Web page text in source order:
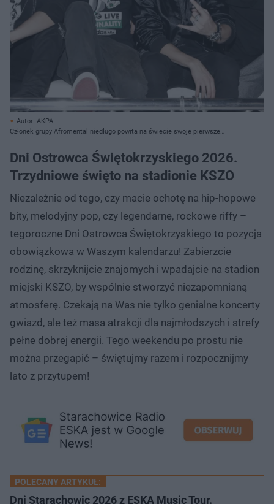
Autor: AKPA
Członek grupy Afromental niedługo powita na świecie swoje pierwsze
Dni Ostrowca Świętokrzyskiego 2026.
Trzydniowe święto na stadionie KSZO
Niezależnie od tego, czy macie ochotę na hip-hopowe
bity, melodyjny pop, czy legendarne, rockowe riffy –
tegoroczne Dni Ostrowca Świętokrzyskiego to pozycja
obowiązkowa w Waszym kalendarzu! Zabierzcie
rodzinę, skrzyknijcie znajomych i wpadajcie na stadion
miejski KSZO, by wspólnie stworzyć niezapomnianą
atmosferę. Czekają na Was nie tylko genialne koncerty
gwiazd, ale też masa atrakcji dla najmłodszych i strefy
pełne dobrej energii. Tego weekendu po prostu nie
można przegapić – świętujmy razem i rozpocznijmy
lato z przytupem!
POLECANY ARTYKUŁ:
Dni Starachowic 2026 z ESKA Music Tour.